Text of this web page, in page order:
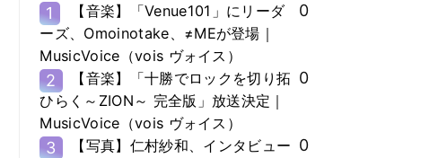
1
【音楽】「Venue101」にリーダ
ーズ、Omoinotake、≠MEが登場｜
MusicVoice（vois ヴォイス）
0
2
【音楽】「十勝でロックを切り拓
ひらく～ZION～ 完全版」放送決定｜
MusicVoice（vois ヴォイス）
0
3
【写真】仁村紗和、インタビュー 0